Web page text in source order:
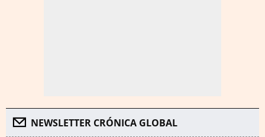
NEWSLETTER CRÓNICA GLOBAL